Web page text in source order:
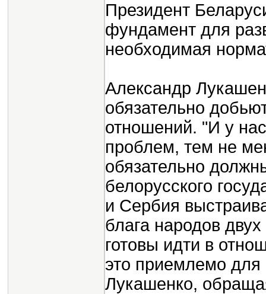
Президент
фундамент для
необходимая
Александр
обязательно
отношений. "И у
проблем, тем не
обязательно
белорусского
и Сербия
блага народов
готовы идти в
это приемлемо для
Лукашенко,